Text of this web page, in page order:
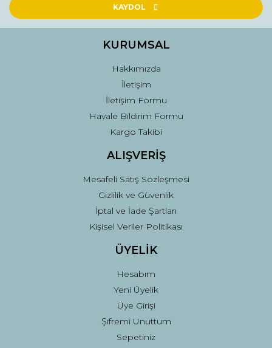
Ürün açıklamasında eksik bilgiler bulunuyor.
Ürün fiyatı diğer sitelerden daha pahalı.
Gönder
KAYDOL
KURUMSAL
Hakkımızda
İletişim
İletişim Formu
Havale Bildirim Formu
Kargo Takibi
ALIŞVERİŞ
Mesafeli Satış Sözleşmesi
Gizlilik ve Güvenlik
İptal ve İade Şartları
Kişisel Veriler Politikası
ÜYELİK
Hesabım
Yeni Üyelik
Üye Girişi
Şifremi Unuttum
Sepetiniz